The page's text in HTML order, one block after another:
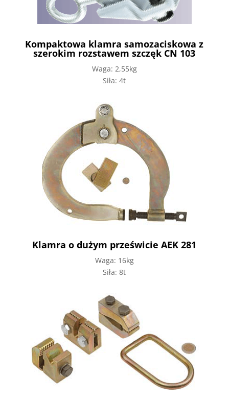
Kompaktowa klamra samozaciskowa z
szerokim rozstawem szczęk CN 103
Waga: 2,55kg
Siła: 4t
Klamra o dużym prześwicie AEK 281
Waga: 16kg
Siła: 8t